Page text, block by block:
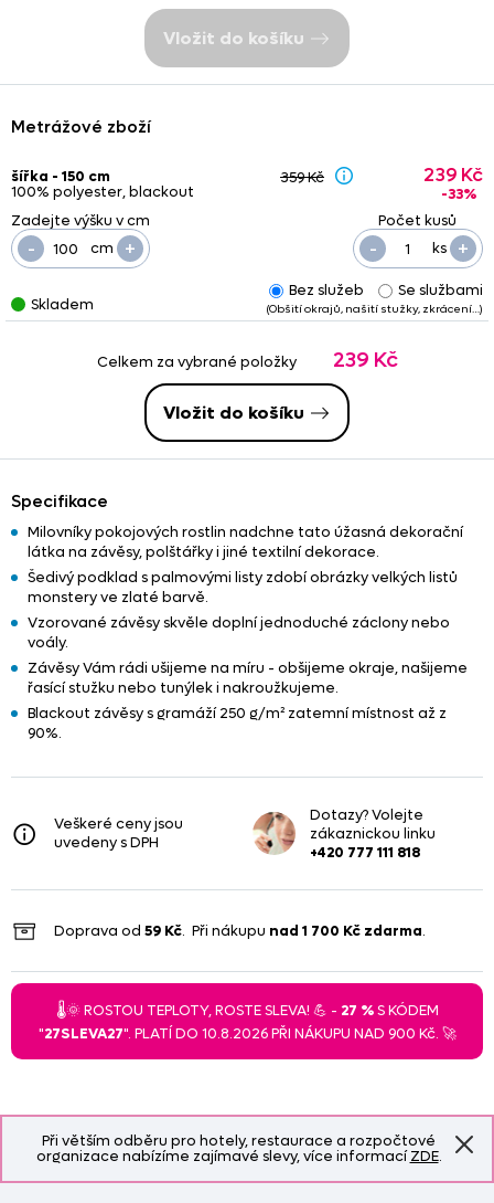
Při větším odběru pro hotely, restaurace a rozpočtové
organizace nabízíme zajímavé slevy, více informacíZDE.
Vložit do košíku
Metrážové zboží
šířka - 150 cm
100% polyester, blackout
cm +
- ks +
-
359 Kč 239 Kč
-33%
Skladem
Bez služeb Se službami
(Obšití okrajů, našití stužky, zkrácení…)
Celkem za vybrané položky 239 Kč
Vložit do košíku
Specifikace
Milovníky pokojových rostlin nadchne tato úžasná dekorační
látka na závěsy, polštářky i jiné textilní dekorace.
Šedivý podklad s palmovými listy zdobí obrázky velkých listů
monstery ve zlaté barvě.
Vzorované závěsy skvěle doplní jednoduché záclony nebo
voály.
Závěsy Vám rádi ušijeme na míru - obšijeme okraje, našijeme
řasící stužku nebo tunýlek i nakroužkujeme.
Blackout závěsy s gramáží 250 g/m² zatemní místnost až z
90%.
Veškeré ceny jsou
uvedeny s DPH
Dotazy? Volejte
zákaznickou linku
+420 777 111 818
Doprava od 59 Kč. Při nákupu nad 1 700 Kč zdarma.
🌡️🌞 ROSTOU TEPLOTY, ROSTE SLEVA! 💪 - 27 %S KÓDEM
"27SLEVA27". PLATÍ DO 10.8.2026 PŘI NÁKUPU NAD 900 Kč. 🚀